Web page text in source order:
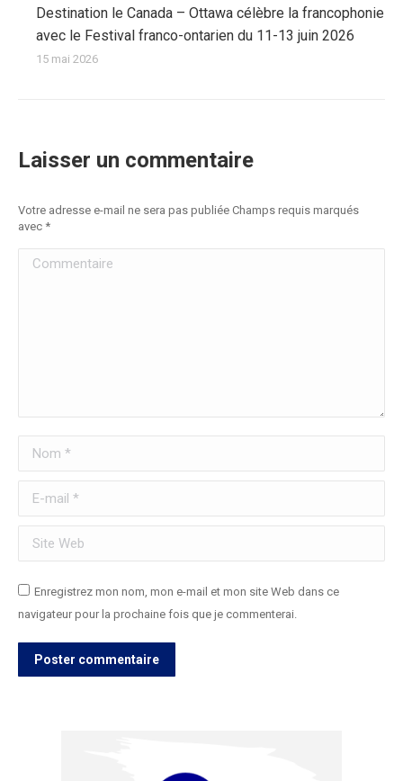
Destination le Canada – Ottawa célèbre la francophonie
avec le Festival franco-ontarien du 11-13 juin 2026
15 mai 2026
Laisser un commentaire
Votre adresse e-mail ne sera pas publiée Champs requis marqués
avec *
Commentaire
Nom *
E-mail *
Site Web
Enregistrez mon nom, mon e-mail et mon site Web dans ce
navigateur pour la prochaine fois que je commenterai.
Poster commentaire